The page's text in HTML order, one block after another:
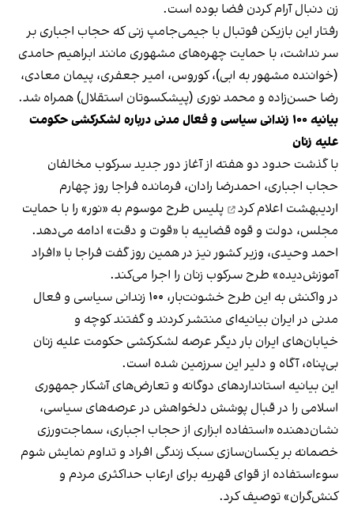
زن دنبال آرام کردن فضا بوده است.
رفتار این بازیکن فوتبال با جیمی‌جامپ زنی که حجاب اجباری بر
سر نداشت، با حمایت چهره‌های مشهوری مانند ابراهیم حامدی
(خواننده مشهور به ابی)، کوروس، امیر جعفری، پیمان معادی،
رضا حسن‌زاده و محمد نوری (پیشکسوتان استقلال) همراه شد.
بیانیه ۱۰۰ زندانی سیاسی و فعال مدنی درباره لشکرکشی حکومت
علیه زنان
با گذشت حدود دو هفته از آغاز دور جدید سرکوب مخالفان
حجاب اجباری، احمدرضا رادان، فرمانده فراجا روز چهارم
اردیبهشت اعلام کرد
پلیس طرح موسوم به «نور» را با حمایت
مجلس، دولت و قوه قضاییه با «قوت و دقت» ادامه می‌دهد.
احمد وحیدی، وزیر کشور نیز در همین روز گفت فراجا با «افراد
آموزش‌دیده» طرح سرکوب زنان را اجرا می‌کند.
در واکنش به این طرح خشونت‌بار، ۱۰۰ زندانی سیاسی و فعال
مدنی در ایران بیانیه‌ای منتشر کردند و گفتند کوچه و
خیابان‌های ایران بار دیگر عرصه لشکرکشی حکومت علیه زنان
بی‌پناه، آگاه و دلیر این سرزمین شده است.
این بیانیه استانداردهای دوگانه و تعارض‌های آشکار جمهوری
اسلامی را در قبال پوشش دلخواهش در عرصه‌های سیاسی،
نشان‌دهنده «استفاده ابزاری از حجاب اجباری، سماجت‌ورزی
خصمانه بر یکسان‌سازی سبک زندگی افراد و تداوم نمایش شوم
سوءاستفاده از قوای قهریه برای ارعاب حداکثری مردم و
کنش‌گران» توصیف کرد.